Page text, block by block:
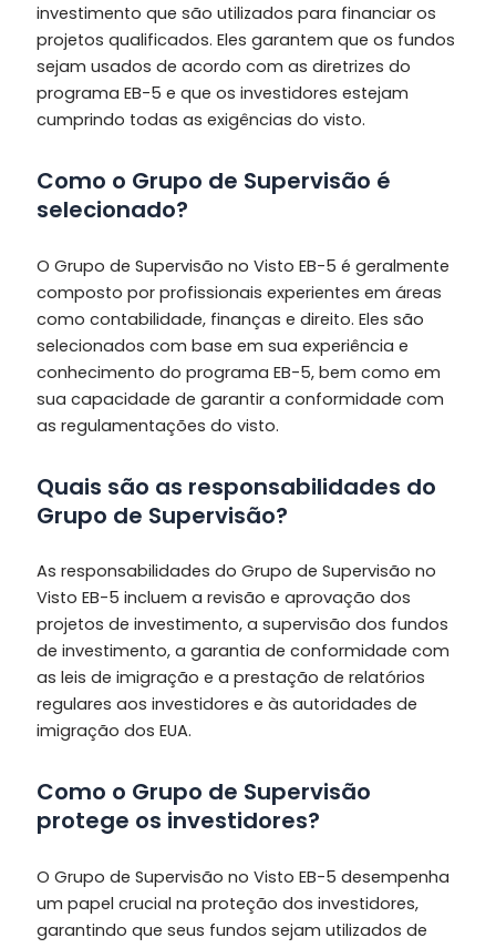
investimento que são utilizados para financiar os
projetos qualificados. Eles garantem que os fundos
sejam usados de acordo com as diretrizes do
programa EB-5 e que os investidores estejam
cumprindo todas as exigências do visto.
Como o Grupo de Supervisão é
selecionado?
O Grupo de Supervisão no Visto EB-5 é geralmente
composto por profissionais experientes em áreas
como contabilidade, finanças e direito. Eles são
selecionados com base em sua experiência e
conhecimento do programa EB-5, bem como em
sua capacidade de garantir a conformidade com
as regulamentações do visto.
Quais são as responsabilidades do
Grupo de Supervisão?
As responsabilidades do Grupo de Supervisão no
Visto EB-5 incluem a revisão e aprovação dos
projetos de investimento, a supervisão dos fundos
de investimento, a garantia de conformidade com
as leis de imigração e a prestação de relatórios
regulares aos investidores e às autoridades de
imigração dos EUA.
Como o Grupo de Supervisão
protege os investidores?
O Grupo de Supervisão no Visto EB-5 desempenha
um papel crucial na proteção dos investidores,
garantindo que seus fundos sejam utilizados de